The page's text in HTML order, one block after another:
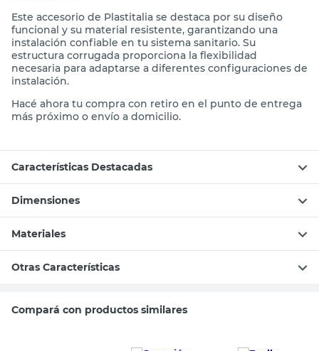
Este accesorio de Plastitalia se destaca por su diseño
funcional y su material resistente, garantizando una
instalación confiable en tu sistema sanitario. Su
estructura corrugada proporciona la flexibilidad
necesaria para adaptarse a diferentes configuraciones de
instalación.
Hacé ahora tu compra con retiro en el punto de entrega
más próximo o envío a domicilio.
Características Destacadas
Dimensiones
Materiales
Otras Características
Compará con productos similares